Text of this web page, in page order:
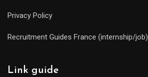
Privacy Policy
Recruitment Guides France (internship/job)
Link guide